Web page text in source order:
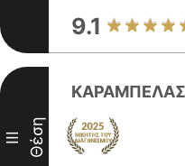
9.1
III Θέση